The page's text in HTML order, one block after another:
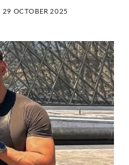
29 OCTOBER 2025